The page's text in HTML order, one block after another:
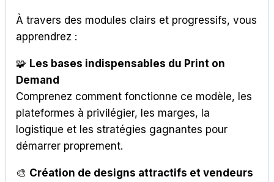
À travers des modules clairs et progressifs, vous
apprendrez :
🧩 Les bases indispensables du Print on
Demand
Comprenez comment fonctionne ce modèle, les
plateformes à privilégier, les marges, la
logistique et les stratégies gagnantes pour
démarrer proprement.
🎨 Création de designs attractifs et vendeurs